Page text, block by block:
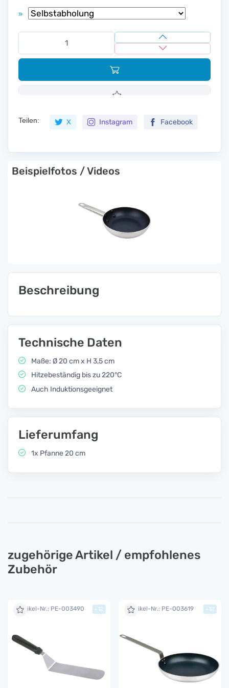
»
Teilen: X Instagram Facebook
Beispielfotos / Videos
Beschreibung
Technische Daten
Maße: Ø 20 cm x H 3,5 cm
Hitzebeständig bis zu 220°C
Auch Induktionsgeeignet
Lieferumfang
1x Pfanne 20 cm
zugehörige Artikel / empfohlenes
Zubehör
Artikel-Nr.: PE-003490 + Artikel-Nr.: PE-003619 +